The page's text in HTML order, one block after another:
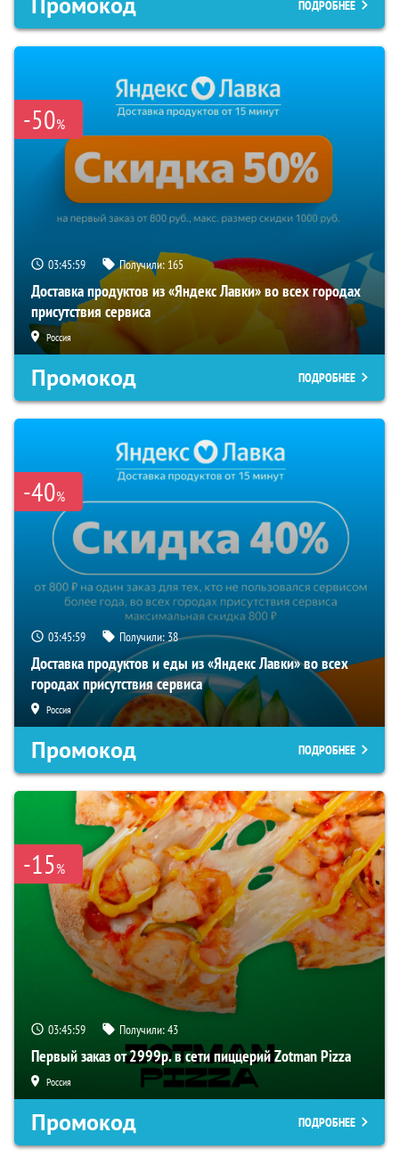
ПОДРОБНЕЕ
-50%
03:45:58 Получили: 165
Доставка продуктов из «Яндекс Лавки» во всех городах
присутствия сервиса
Россия
Промокод ПОДРОБНЕЕ
-40%
03:45:58 Получили:38
Доставка продуктов и еды из «Яндекс Лавки» во всех
городах присутствия сервиса
Россия
Промокод ПОДРОБНЕЕ
-15%
03:45:58 Получили:43
Первый заказ от 2999р. в сети пиццерий Zotman Pizza
Россия
Промокод ПОДРОБНЕЕ